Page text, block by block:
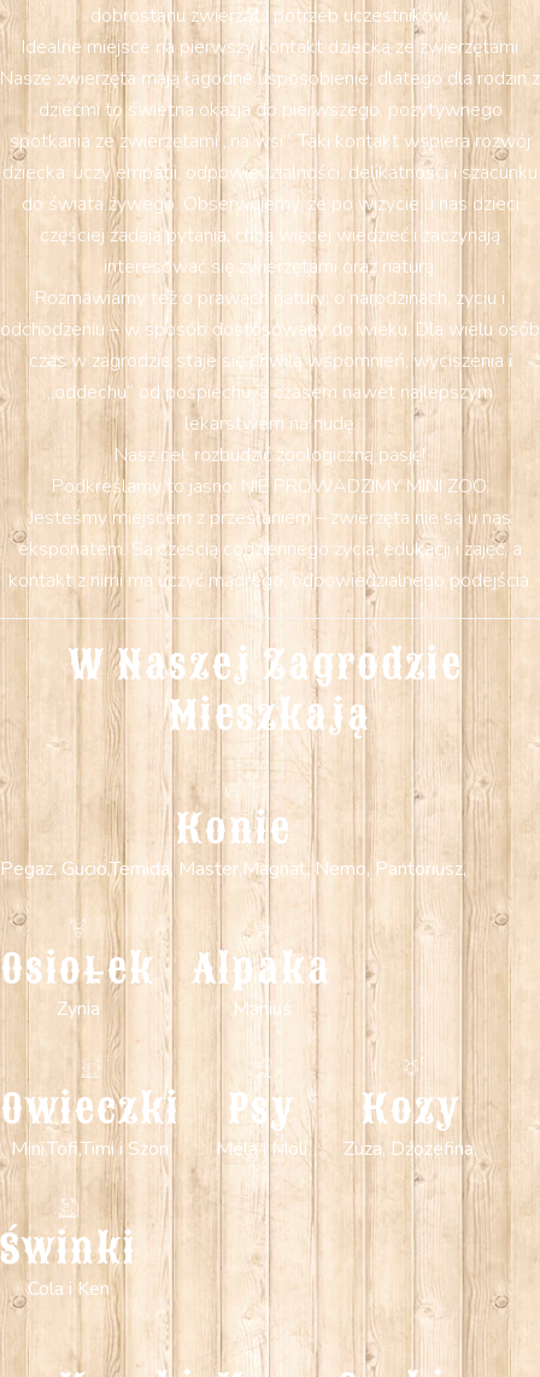
dobrostanu zwierząt i potrzeb uczestników.
Idealne miejsce na pierwszy kontakt dziecka ze zwierzętami
Nasze zwierzęta mają łagodne usposobienie, dlatego dla rodzin z
dziećmi to świetna okazja do pierwszego, pozytywnego
spotkania ze zwierzętami „na wsi”. Taki kontakt wspiera rozwój
dziecka: uczy empatii, odpowiedzialności, delikatności i szacunku
do świata żywego. Obserwujemy, że po wizycie u nas dzieci
częściej zadają pytania, chcą więcej wiedzieć i zaczynają
interesować się zwierzętami oraz naturą.
Rozmawiamy też o prawach natury: o narodzinach, życiu i
odchodzeniu – w sposób dostosowany do wieku. Dla wielu osób
czas w zagrodzie staje się chwilą wspomnień, wyciszenia i
„oddechu” od pośpiechu, a czasem nawet najlepszym
lekarstwem na nudę.
Nasz cel: rozbudzić zoologiczną pasję!
Podkreślamy to jasno: NIE PROWADZIMY MINI ZOO.
Jesteśmy miejscem z przesłaniem – zwierzęta nie są u nas
eksponatem. Są częścią codziennego życia, edukacji i zajęć, a
kontakt z nimi ma uczyć mądrego, odpowiedzialnego podejścia.
W Naszej Zagrodzie
Mieszkają
Konie
Pegaz, Gucio,Temida, Master,Magnat, Nemo, Pantoriusz,
Osiołek
Zynia
Alpaka
Maniuś
Owieczki
Mini,Tofi,Timi i Szon
Psy
Mela i Moli
Kozy
Zuza, Dźozefina,
Świnki
Cola i Ken